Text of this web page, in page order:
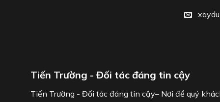
Tiến Trường - Đối tác đáng tin cậy
Tiến Trường - Đối tác đáng tin cậy– Nơi để quý